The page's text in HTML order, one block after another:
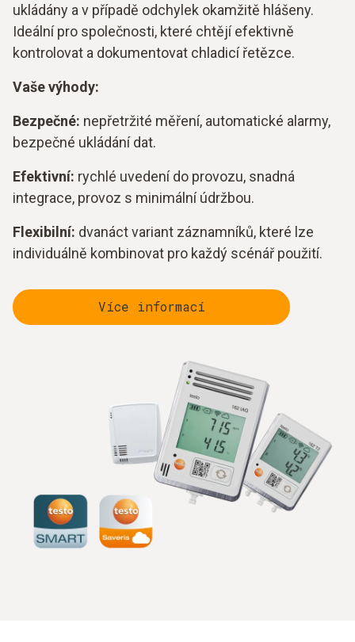
ukládány a v případě odchylek okamžitě hlášeny.
Ideální pro společnosti, které chtějí efektivně
kontrolovat a dokumentovat chladicí řetězce.
Vaše výhody:
Bezpečné: nepřetržité měření, automatické alarmy,
bezpečné ukládání dat.
Efektivní: rychlé uvedení do provozu, snadná
integrace, provoz s minimální údržbou.
Flexibilní: dvanáct variant záznamníků, které lze
individuálně kombinovat pro každý scénář použití.
Více informací